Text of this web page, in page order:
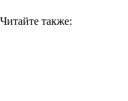
Читайте также: